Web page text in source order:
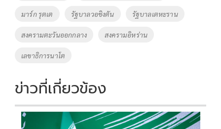
มาร์ก รุตเต รัฐบาลวอชิงตัน รัฐบาลเตหะราน
สงครามตะวันออกกลาง สงครามอิหร่าน
เลขาธิการนาโต
ข่าวที่เกี่ยวข้อง